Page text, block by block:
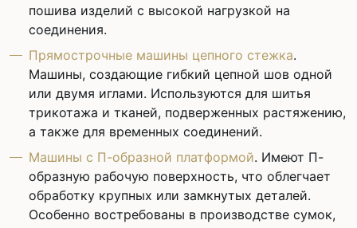
пошива изделий с высокой нагрузкой на
соединения.
Прямострочные машины цепного стежка.
Машины, создающие гибкий цепной шов одной
или двумя иглами. Используются для шитья
трикотажа и тканей, подверженных растяжению,
а также для временных соединений.
Машины с П-образной платформой. Имеют П-
образную рабочую поверхность, что облегчает
обработку крупных или замкнутых деталей.
Особенно востребованы в производстве сумок,